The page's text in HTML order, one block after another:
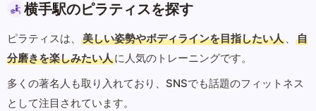
横手駅のピラティスを探す
ピラティスは、 美しい姿勢やボディラインを目指したい人 、
自
分磨きを楽しみたい人に人気のトレーニングです。
多くの著名人も取り入れており、SNSでも話題のフィットネス
として注目されています。